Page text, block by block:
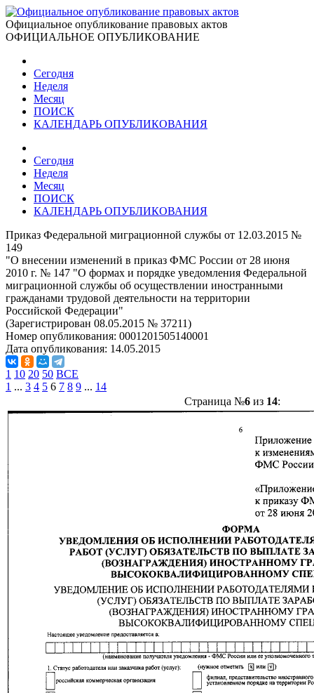
Официальное опубликование правовых актов
ОФИЦИАЛЬНОЕ ОПУБЛИКОВАНИЕ
Сегодня
Неделя
Месяц
ПОИСК
КАЛЕНДАРЬ ОПУБЛИКОВАНИЯ
Сегодня
Неделя
Месяц
ПОИСК
КАЛЕНДАРЬ ОПУБЛИКОВАНИЯ
Приказ Федеральной миграционной службы от 12.03.2015 №
149
"О внесении изменений в приказ ФМС России от 28 июня
2010 г. № 147 "О формах и порядке уведомления Федеральной
миграционной службы об осуществлении иностранными
гражданами трудовой деятельности на территории
Российской Федерации"
(Зарегистрирован 08.05.2015 № 37211)
Номер опубликования: 0001201505140001
Дата опубликования: 14.05.2015
1 10 20 50 ВСЕ
1 ... 3 4 5 6 7 8 9 ... 14
Страница №6из 14: